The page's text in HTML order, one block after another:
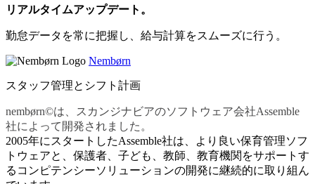
リアルタイムアップデート。
勤怠データを常に把握し、給与計算をスムーズに行う。
Nembørn
スタッフ管理とシフト計画
nembørn©は、スカンジナビアのソフトウェア会社Assemble
社によって開発されました。
2005年にスタートしたAssemble社は、より良い保育管理ソフ
トウェアと、保護者、子ども、教師、教育機関をサポートす
るコンピテンシーソリューションの開発に継続的に取り組ん